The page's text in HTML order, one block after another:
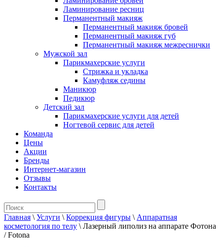
Ламинирование ресниц
Перманентный макияж
Перманентный макияж бровей
Перманентный макияж губ
Перманентный макияж межреснички
Мужской зал
Парикмахерские услуги
Стрижка и укладка
Камуфляж седины
Маникюр
Педикюр
Детский зал
Парикмахерские услуги для детей
Ногтевой сервис для детей
Команда
Цены
Акции
Бренды
Интернет-магазин
Отзывы
Контакты
Главная \ Услуги \ Коррекция фигуры \ Аппаратная
косметология по телу \ Лазерный липолиз на аппарате Фотона
/ Fotona